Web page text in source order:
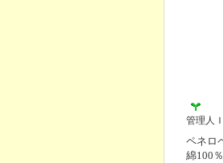
管理人Ｉ
ペネロ
綿100